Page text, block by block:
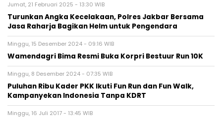
Jumat, 21 Februari 2025 - 13:30 WIB
Turunkan Angka Kecelakaan, Polres Jakbar Bersama
Jasa Raharja Bagikan Helm untuk Pengendara
Minggu, 15 Desember 2024 - 09:16 WIB
Wamendagri Bima Resmi Buka Korpri Bestuur Run 10K
Minggu, 8 Desember 2024 - 07:35 WIB
Puluhan Ribu Kader PKK Ikuti Fun Run dan Fun Walk,
Kampanyekan Indonesia Tanpa KDRT
Minggu, 16 Juli 2017 - 13:45 WIB